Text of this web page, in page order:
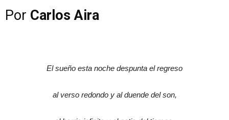
Por Carlos Aira
El sueño esta noche despunta el regreso
al verso redondo y al duende del son,